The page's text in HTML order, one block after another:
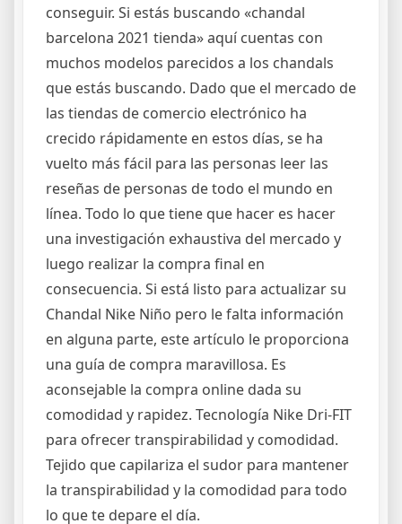
conseguir. Si estás buscando «chandal
barcelona 2021 tienda» aquí cuentas con
muchos modelos parecidos a los chandals
que estás buscando. Dado que el mercado de
las tiendas de comercio electrónico ha
crecido rápidamente en estos días, se ha
vuelto más fácil para las personas leer las
reseñas de personas de todo el mundo en
línea. Todo lo que tiene que hacer es hacer
una investigación exhaustiva del mercado y
luego realizar la compra final en
consecuencia. Si está listo para actualizar su
Chandal Nike Niño pero le falta información
en alguna parte, este artículo le proporciona
una guía de compra maravillosa. Es
aconsejable la compra online dada su
comodidad y rapidez. Tecnología Nike Dri-FIT
para ofrecer transpirabilidad y comodidad.
Tejido que capilariza el sudor para mantener
la transpirabilidad y la comodidad para todo
lo que te depare el día.